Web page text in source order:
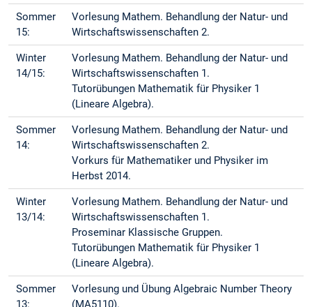
Sommer
15:
Vorlesung Mathem. Behandlung der Natur- und
Wirtschaftswissenschaften 2.
Winter
14/15:
Vorlesung Mathem. Behandlung der Natur- und
Wirtschaftswissenschaften 1.
Tutorübungen Mathematik für Physiker 1
(Lineare Algebra).
Sommer
14:
Vorlesung Mathem. Behandlung der Natur- und
Wirtschaftswissenschaften 2.
Vorkurs für Mathematiker und Physiker im
Herbst 2014.
Winter
13/14:
Vorlesung Mathem. Behandlung der Natur- und
Wirtschaftswissenschaften 1.
Proseminar Klassische Gruppen.
Tutorübungen Mathematik für Physiker 1
(Lineare Algebra).
Sommer
Vorlesung und Übung Algebraic Number Theory